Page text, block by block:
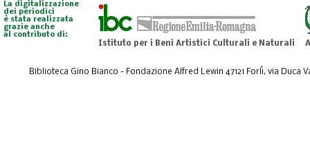
La digitalizzazione
dei periodici
è stata realizzata
grazie anche
al contributo di:
Istituto per i Beni Artistici Culturali e Naturali
Biblioteca Gino Bianco - Fondazione Alfred Lewin 47121 Forlì, via Duca